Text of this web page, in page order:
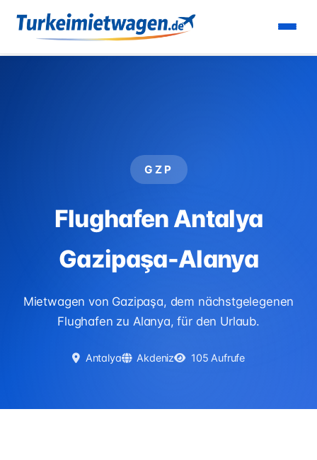
Startseite › Flughäfen ›
Flughafen Antalya Gazipaşa-
Alanya
GZP
Flughafen Antalya
Gazipaşa-Alanya
Mietwagen von Gazipaşa, dem nächstgelegenen
Flughafen zu Alanya, für den Urlaub.
Antalya Akdeniz 105 Aufrufe